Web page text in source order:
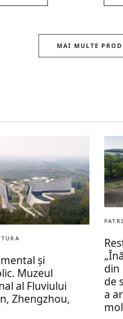
MAI MULTE
și
Muzeul
al Fluviului
Zhengzhou,
din
de
a